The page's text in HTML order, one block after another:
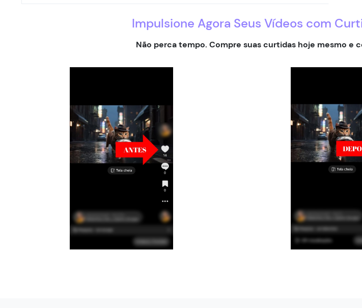
Impulsione Agora Seus Vídeos com
Não perca tempo. Compre suas curtidas hoje mesmo e